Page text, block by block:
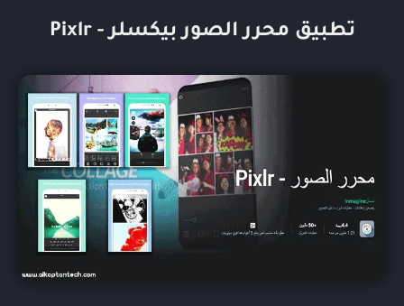
تطبيق محرر الصور بيكسلر - Pixlr